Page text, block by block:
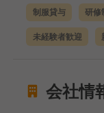
制服貸与 研修
未経験者歓迎
会社情